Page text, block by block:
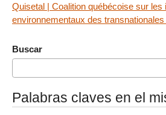
Quisetal | Coalition québécoise sur
environnementaux des
Buscar
Palabras claves en el